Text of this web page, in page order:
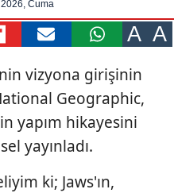
Cuma
gönder
A A
vizyona girişinin
Geographic,
yapım hikayesini
yayınladı.
ki; Jaws'ın,